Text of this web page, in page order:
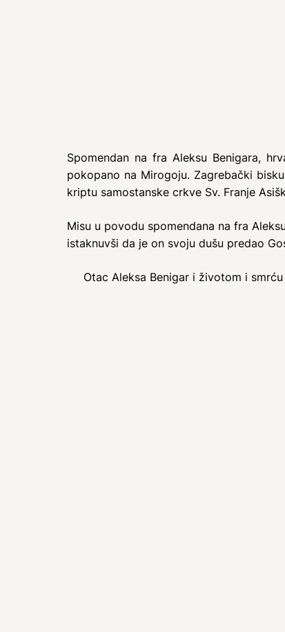
Spomendan na fra Aleksu Benigara,
pokopano na Mirogoju. Zagrebački
kriptu samostanske crkve Sv. Franje
Misu u povodu spomendana na fra
istaknuvši da je on svoju dušu predao
Otac Aleksa Benigar i životom i